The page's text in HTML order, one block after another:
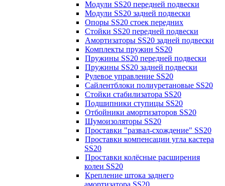
Модули SS20 передней подвески
Модули SS20 задней подвески
Опоры SS20 стоек передних
Стойки SS20 передней подвески
Амортизаторы SS20 задней подвески
Комплекты пружин SS20
Пружины SS20 передней подвески
Пружины SS20 задней подвески
Рулевое управление SS20
Сайлентблоки полиуретановые SS20
Стойки стабилизатора SS20
Подшипники ступицы SS20
Отбойники амортизаторов SS20
Шумоизоляторы SS20
Проставки "развал-схождение" SS20
Проставки компенсации угла кастера
SS20
Проставки колёсные расширения
колеи SS20
Крепление штока заднего
амортизатора SS20